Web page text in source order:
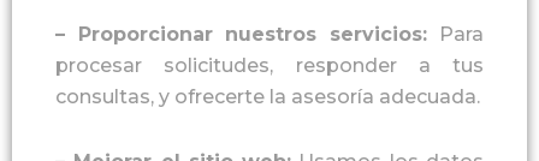
– Proporcionar nuestros servicios:
Para
procesar solicitudes, responder a tus
consultas, y ofrecerte la asesoría adecuada.